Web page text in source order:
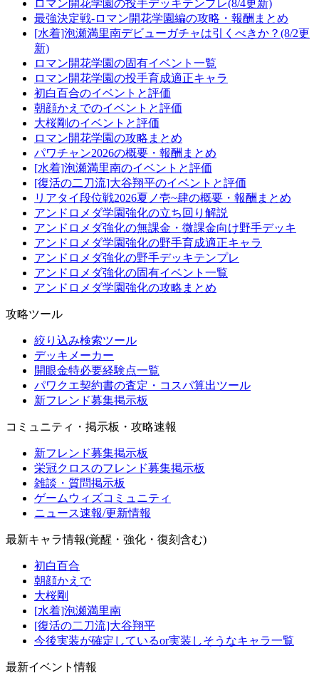
ロマン開花学園の投手デッキテンプレ(8/4更新)
最強決定戦-ロマン開花学園編の攻略・報酬まとめ
[水着]泡瀬満里南デビューガチャは引くべきか？(8/2更
新)
ロマン開花学園の固有イベント一覧
ロマン開花学園の投手育成適正キャラ
初白百合のイベントと評価
朝顔かえでのイベントと評価
大桜剛のイベントと評価
ロマン開花学園の攻略まとめ
パワチャン2026の概要・報酬まとめ
[水着]泡瀬満里南のイベントと評価
[復活の二刀流]大谷翔平のイベントと評価
リアタイ段位戦2026夏ノ壱~肆の概要・報酬まとめ
アンドロメダ学園強化の立ち回り解説
アンドロメダ強化の無課金・微課金向け野手デッキ
アンドロメダ学園強化の野手育成適正キャラ
アンドロメダ強化の野手デッキテンプレ
アンドロメダ強化の固有イベント一覧
アンドロメダ学園強化の攻略まとめ
攻略ツール
絞り込み検索ツール
デッキメーカー
開眼金特必要経験点一覧
パワクエ契約書の査定・コスパ算出ツール
新フレンド募集掲示板
コミュニティ・掲示板・攻略速報
新フレンド募集掲示板
栄冠クロスのフレンド募集掲示板
雑談・質問掲示板
ゲームウィズコミュニティ
ニュース速報/更新情報
最新キャラ情報(覚醒・強化・復刻含む)
初白百合
朝顔かえで
大桜剛
[水着]泡瀬満里南
[復活の二刀流]大谷翔平
今後実装が確定しているor実装しそうなキャラ一覧
最新イベント情報